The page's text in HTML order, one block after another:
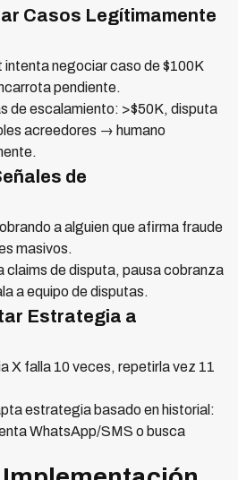
Casos Legítimamente
intenta negociar caso de $100K
pendiente.
de escalamiento: >$50K, disputa
acreedores → humano
de
a alguien que afirma fraude
masivos.
claims de disputa, pausa cobranza
a equipo de disputas.
Estrategia a
X falla 10 veces, repetirla vez 11
estrategia basado en historial:
WhatsApp/SMS o busca